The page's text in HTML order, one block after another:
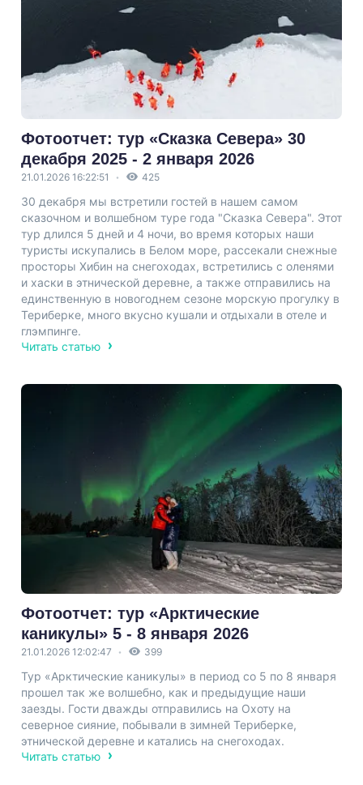
Фотоотчет: тур «Сказка Севера» 30
декабря 2025 - 2 января 2026
21.01.2026 16:22:51 425
30 декабря мы встретили гостей в нашем самом
сказочном и волшебном туре года "Сказка Севера". Этот
тур длился 5 дней и 4 ночи, во время которых наши
туристы искупались в Белом море, рассекали снежные
просторы Хибин на снегоходах, встретились с оленями
и хаски в этнической деревне, а также отправились на
единственную в новогоднем сезоне морскую прогулку в
Териберке, много вкусно кушали и отдыхали в отеле и
глэмпинге.
Читать статью
Фотоотчет: тур «Арктические
каникулы» 5 - 8 января 2026
21.01.2026 12:02:47 399
Тур «Арктические каникулы» в период со 5 по 8 января
прошел так же волшебно, как и предыдущие наши
заезды. Гости дважды отправились на Охоту на
северное сияние, побывали в зимней Териберке,
этнической деревне и катались на снегоходах.
Читать статью